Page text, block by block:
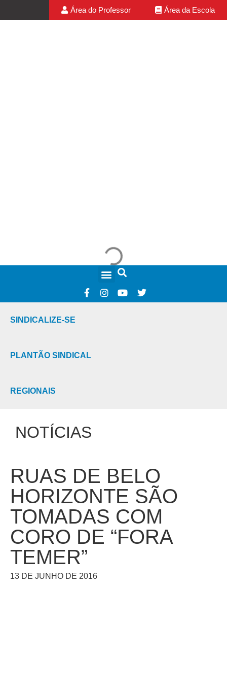
Área do Professor Área da Escola
SINDICALIZE-SE
PLANTÃO SINDICAL
REGIONAIS
NOTÍCIAS
RUAS DE BELO
HORIZONTE SÃO
TOMADAS COM
CORO DE “FORA
TEMER”
13 DE JUNHO DE 2016